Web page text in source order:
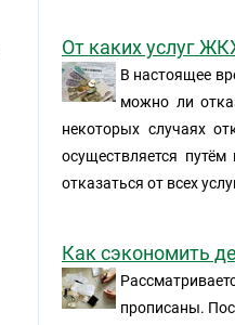
От каких услуг
В настоящее
можно ли
некоторых случаях
осуществляется
отказаться от всех
Как сэкономить
прописаны.